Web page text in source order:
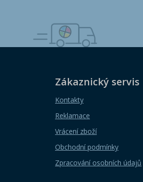
Zákaznický servis
Kontakty
Reklamace
Vrácení zboží
Obchodní podmínky
Zpracování osobních údajů